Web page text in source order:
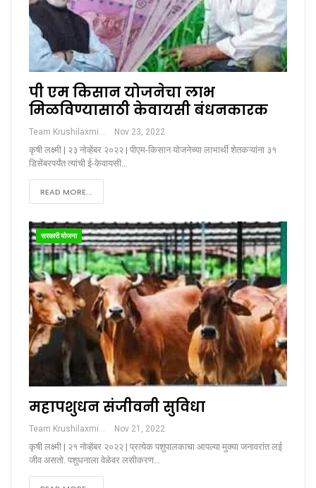
पी एम किसान योजनेचा लाभ
मिळविण्यासाठी केवायसी बंधनकारक
Team Krushilaxmi Nov 23, 2022
कृषी लक्ष्मी | २३ नोव्हेंबर २०२२ | पीएम-किसान योजनेच्या लाभार्थी शेतकऱ्यांना ३१
डिसेंबरपर्यंत त्यांची ई-केवायसी…
READ MORE...
सरकारी योजना
महापशुधन संजीवनी सुविधा
Team Krushilaxmi Nov 21, 2022
कृषी लक्ष्मी | २१ नोव्हेंबर २०२२ | प्रत्येक पशुपालकाचा आपल्या मुक्या जनावरांत लई
जीव असतो. पशुधनाला वेळेवर लसीकरण…